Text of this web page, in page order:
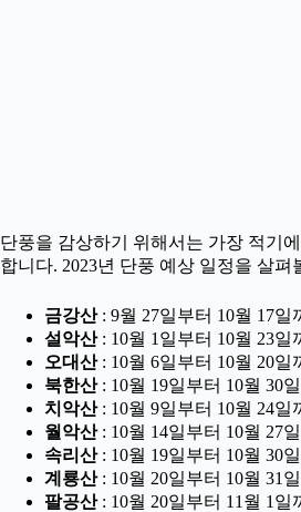
단풍을 감상하기 위해서는 가장 적기
합니다. 2023년 단풍 예상 일정을 살펴
금강산: 9월 27일부터 10월 17일
설악산: 10월 1일부터 10월 23일
오대산: 10월 6일부터 10월 20일
북한산: 10월 19일부터 10월 30일
치악산: 10월 9일부터 10월 24일
월악산: 10월 14일부터 10월 27일
속리산: 10월 19일부터 10월 30일
계룡산: 10월 20일부터 10월 31일
팔공산: 10월 20일부터 11월 1일